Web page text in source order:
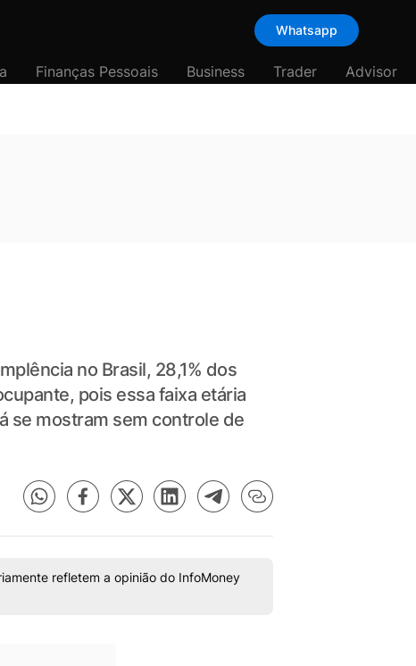
Whatsapp
Finanças Pessoais Business Trader Advisor
no Brasil, 28,1% dos
pois essa faixa etária
se mostram sem controle de
refletem a opinião do InfoMoney